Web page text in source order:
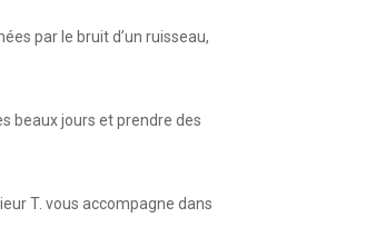
par le bruit d’un ruisseau,
beaux jours et prendre des
T. vous accompagne dans